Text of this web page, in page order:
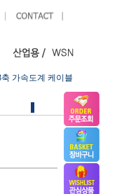
축 가속도계 케이블